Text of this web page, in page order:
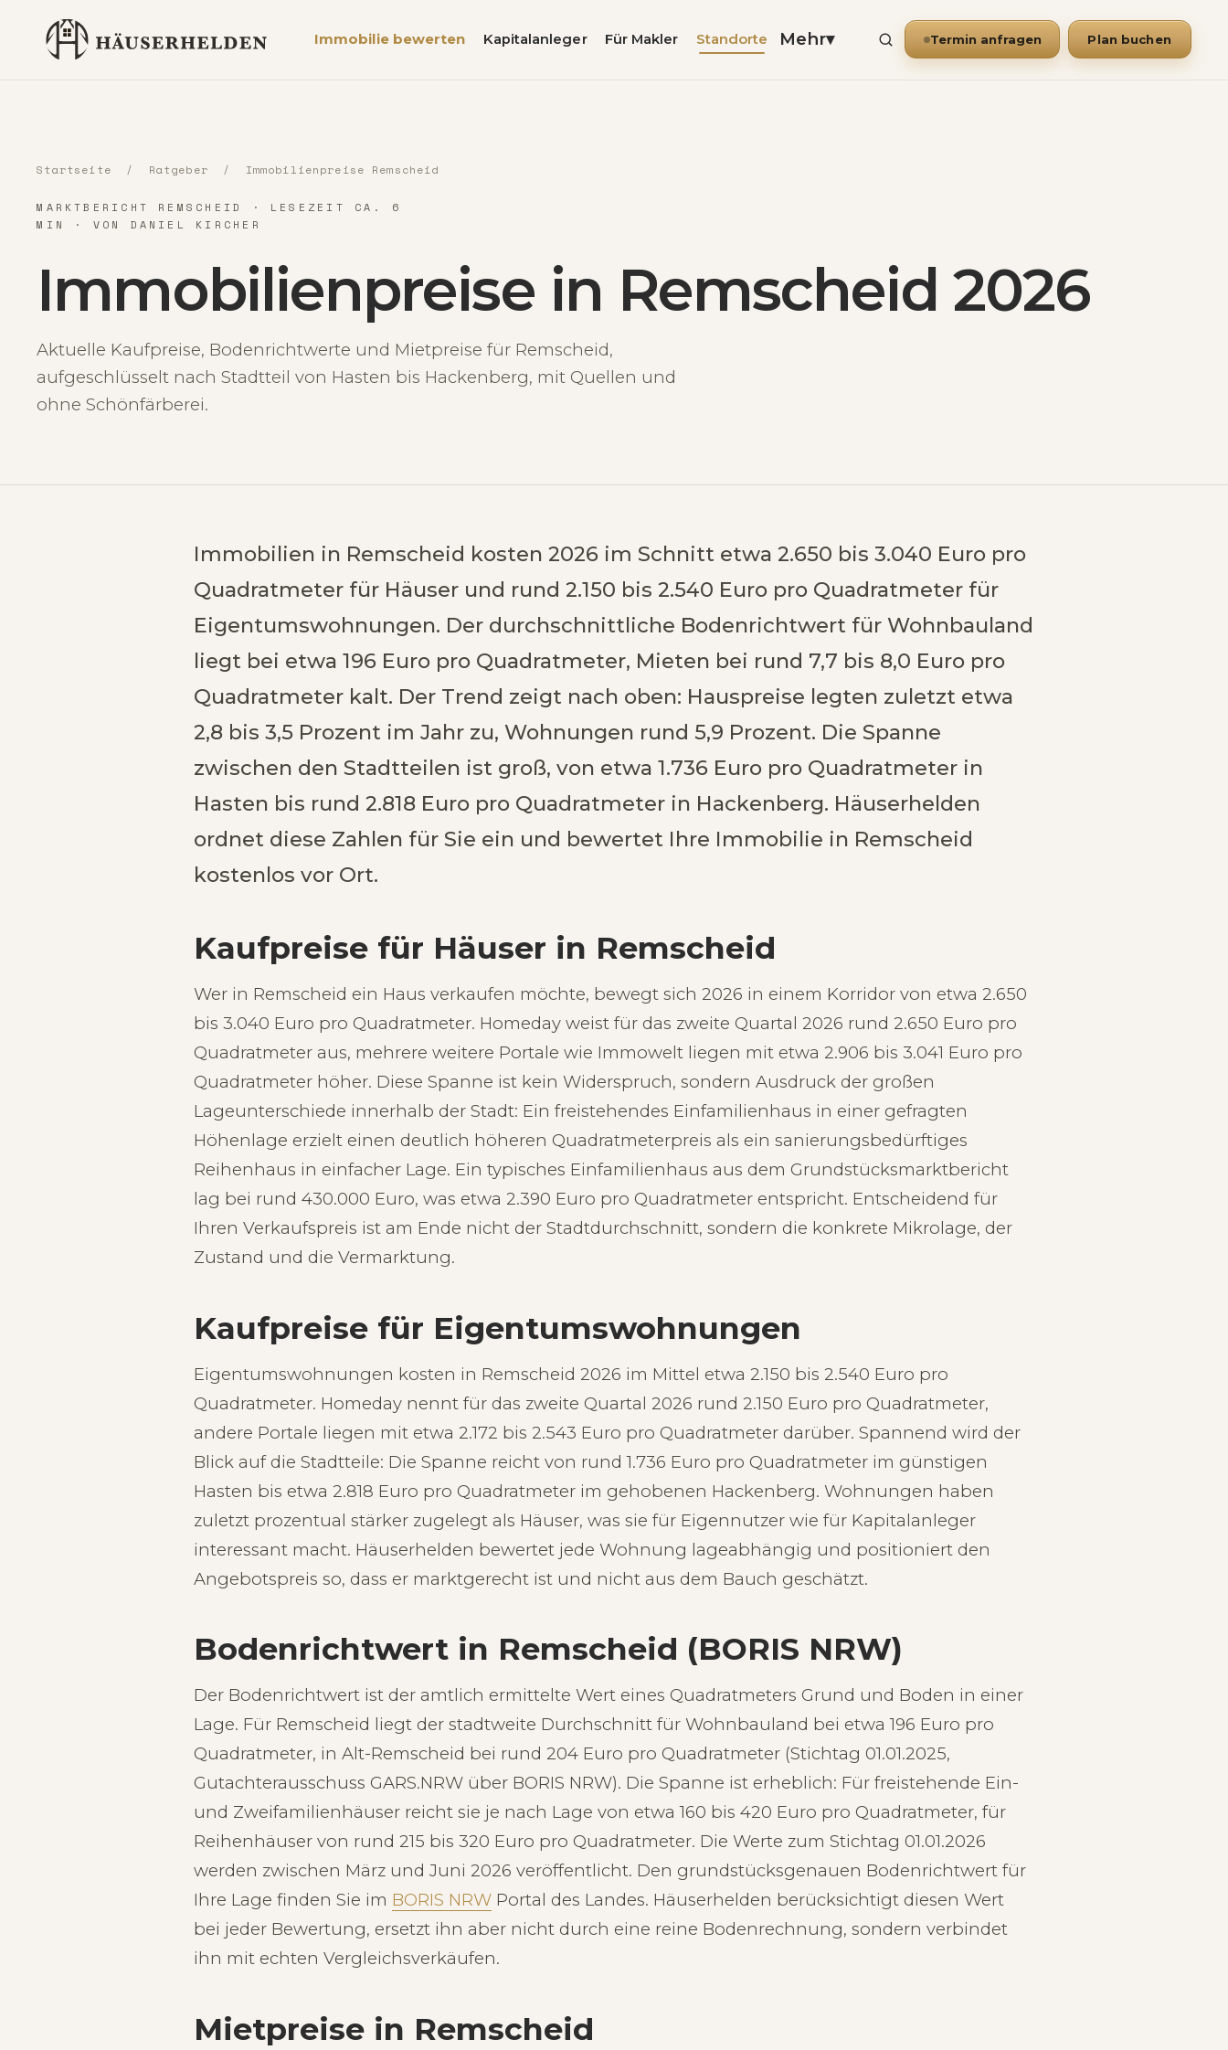
Immobilie bewerten Kapitalanleger Für Makler Standorte Mehr▾ Termin anfragen Plan buchen
Startseite / Ratgeber / Immobilienpreise Remscheid
MARKTBERICHT REMSCHEID · LESEZEIT CA. 6
MIN · VON DANIEL KIRCHER
Immobilienpreise in Remscheid 2026
Aktuelle Kaufpreise, Bodenrichtwerte und Mietpreise für Remscheid,
aufgeschlüsselt nach Stadtteil von Hasten bis Hackenberg, mit Quellen und
ohne Schönfärberei.
Immobilien in Remscheid kosten 2026 im Schnitt etwa 2.650 bis 3.040 Euro pro
Quadratmeter für Häuser und rund 2.150 bis 2.540 Euro pro Quadratmeter für
Eigentumswohnungen. Der durchschnittliche Bodenrichtwert für Wohnbauland
liegt bei etwa 196 Euro pro Quadratmeter, Mieten bei rund 7,7 bis 8,0 Euro pro
Quadratmeter kalt. Der Trend zeigt nach oben: Hauspreise legten zuletzt etwa
2,8 bis 3,5 Prozent im Jahr zu, Wohnungen rund 5,9 Prozent. Die Spanne
zwischen den Stadtteilen ist groß, von etwa 1.736 Euro pro Quadratmeter in
Hasten bis rund 2.818 Euro pro Quadratmeter in Hackenberg. Häuserhelden
ordnet diese Zahlen für Sie ein und bewertet Ihre Immobilie in Remscheid
kostenlos vor Ort.
Kaufpreise für Häuser in Remscheid
Wer in Remscheid ein Haus verkaufen möchte, bewegt sich 2026 in einem Korridor von etwa 2.650
bis 3.040 Euro pro Quadratmeter. Homeday weist für das zweite Quartal 2026 rund 2.650 Euro pro
Quadratmeter aus, mehrere weitere Portale wie Immowelt liegen mit etwa 2.906 bis 3.041 Euro pro
Quadratmeter höher. Diese Spanne ist kein Widerspruch, sondern Ausdruck der großen
Lageunterschiede innerhalb der Stadt: Ein freistehendes Einfamilienhaus in einer gefragten
Höhenlage erzielt einen deutlich höheren Quadratmeterpreis als ein sanierungsbedürftiges
Reihenhaus in einfacher Lage. Ein typisches Einfamilienhaus aus dem Grundstücksmarktbericht
lag bei rund 430.000 Euro, was etwa 2.390 Euro pro Quadratmeter entspricht. Entscheidend für
Ihren Verkaufspreis ist am Ende nicht der Stadtdurchschnitt, sondern die konkrete Mikrolage, der
Zustand und die Vermarktung.
Kaufpreise für Eigentumswohnungen
Eigentumswohnungen kosten in Remscheid 2026 im Mittel etwa 2.150 bis 2.540 Euro pro
Quadratmeter. Homeday nennt für das zweite Quartal 2026 rund 2.150 Euro pro Quadratmeter,
andere Portale liegen mit etwa 2.172 bis 2.543 Euro pro Quadratmeter darüber. Spannend wird der
Blick auf die Stadtteile: Die Spanne reicht von rund 1.736 Euro pro Quadratmeter im günstigen
Hasten bis etwa 2.818 Euro pro Quadratmeter im gehobenen Hackenberg. Wohnungen haben
zuletzt prozentual stärker zugelegt als Häuser, was sie für Eigennutzer wie für Kapitalanleger
interessant macht. Häuserhelden bewertet jede Wohnung lageabhängig und positioniert den
Angebotspreis so, dass er marktgerecht ist und nicht aus dem Bauch geschätzt.
Bodenrichtwert in Remscheid (BORIS NRW)
Der Bodenrichtwert ist der amtlich ermittelte Wert eines Quadratmeters Grund und Boden in einer
Lage. Für Remscheid liegt der stadtweite Durchschnitt für Wohnbauland bei etwa 196 Euro pro
Quadratmeter, in Alt-Remscheid bei rund 204 Euro pro Quadratmeter (Stichtag 01.01.2025,
Gutachterausschuss GARS.NRW über BORIS NRW). Die Spanne ist erheblich: Für freistehende Ein-
und Zweifamilienhäuser reicht sie je nach Lage von etwa 160 bis 420 Euro pro Quadratmeter, für
Reihenhäuser von rund 215 bis 320 Euro pro Quadratmeter. Die Werte zum Stichtag 01.01.2026
werden zwischen März und Juni 2026 veröffentlicht. Den grundstücksgenauen Bodenrichtwert für
Ihre Lage finden Sie im BORIS NRW Portal des Landes. Häuserhelden berücksichtigt diesen Wert
bei jeder Bewertung, ersetzt ihn aber nicht durch eine reine Bodenrechnung, sondern verbindet
ihn mit echten Vergleichsverkäufen.
Mietpreise in Remscheid